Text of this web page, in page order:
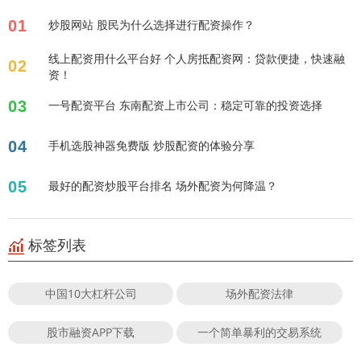
01 炒股网站 股民为什么选择进行配资操作？
02
线上配资用什么平台好 个人房抵配资网：贷款便捷，快速融
资！
03 一号配资平台 东南配资上市公司：稳定可靠的投资选择
04 手机选股神器免费版 炒股配资的体验分享
05 最好的配资炒股平台排名 场外配资为何降温？
标签列表
中国10大杠杆公司 场外配资法律
股市融资APP下载 一个简单暴利的交易系统